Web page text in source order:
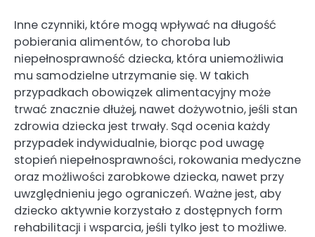
Inne czynniki, które mogą wpływać na długość
pobierania alimentów, to choroba lub
niepełnosprawność dziecka, która uniemożliwia
mu samodzielne utrzymanie się. W takich
przypadkach obowiązek alimentacyjny może
trwać znacznie dłużej, nawet dożywotnio, jeśli stan
zdrowia dziecka jest trwały. Sąd ocenia każdy
przypadek indywidualnie, biorąc pod uwagę
stopień niepełnosprawności, rokowania medyczne
oraz możliwości zarobkowe dziecka, nawet przy
uwzględnieniu jego ograniczeń. Ważne jest, aby
dziecko aktywnie korzystało z dostępnych form
rehabilitacji i wsparcia, jeśli tylko jest to możliwe.